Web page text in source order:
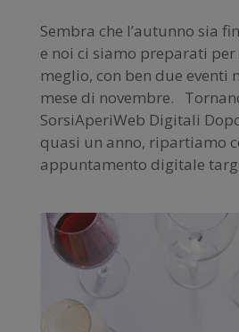
Sembra che l’autunno sia
e noi ci siamo preparati per
meglio, con ben due eventi
mese di novembre.
SorsiAperiWeb Digitali
quasi un anno, ripartiamo
appuntamento digitale